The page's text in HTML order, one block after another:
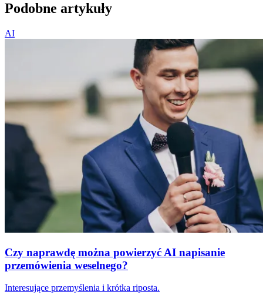
Podobne artykuły
AI
Czy naprawdę można powierzyć AI napisanie
przemówienia weselnego?
Interesujące przemyślenia i krótka riposta.